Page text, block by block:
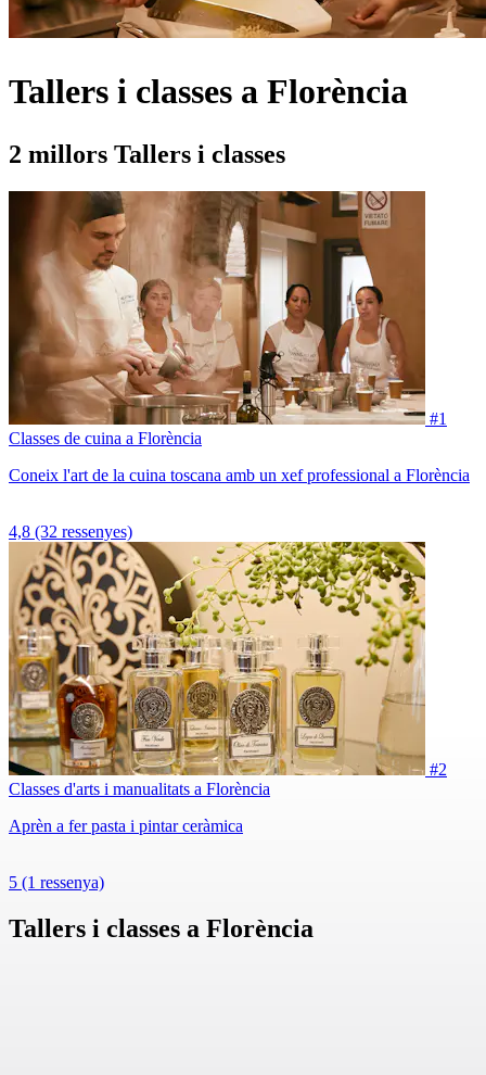
Tallers i classes a Florència
2 millors Tallers i classes
#1
Classes de cuina a Florència
Coneix l'art de la cuina toscana amb un xef professional a Florència
4,8 (32 ressenyes)
#2
Classes d'arts i manualitats a Florència
Aprèn a fer pasta i pintar ceràmica
5 (1 ressenya)
Tallers i classes a Florència